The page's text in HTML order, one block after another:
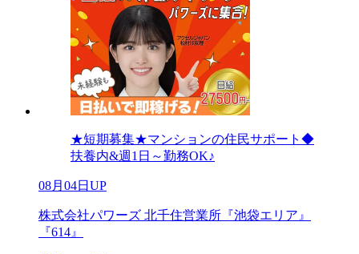
★短期募集★マンションの住民サポート◆
扶養内&週1日～勤務OK♪
08月04日UP
株式会社パワーズ 北千住営業所『池袋エリア』
『614』